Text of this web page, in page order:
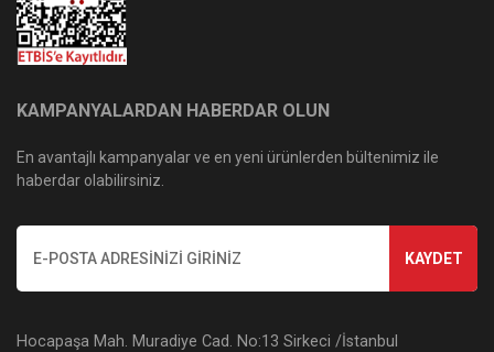
KAMPANYALARDAN HABERDAR OLUN
En avantajlı kampanyalar ve en yeni ürünlerden bültenimiz ile
haberdar olabilirsiniz.
KAYDET
Hocapaşa Mah. Muradiye Cad. No:13 Sirkeci /İstanbul